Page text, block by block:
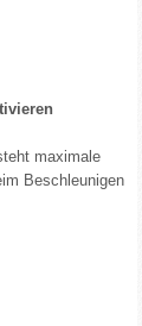
maximale
Beschleunigen